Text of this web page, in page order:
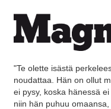
"Te olette isästä
noudattaa. Hän on ollut
ei pysy, koska hänessä
niin hän puhuu